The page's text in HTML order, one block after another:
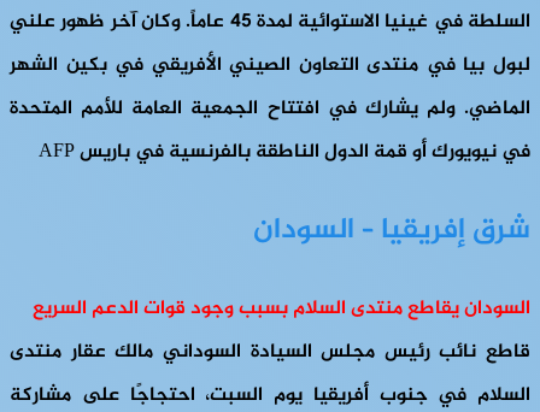
السلطة في غينيا الاستوائية لمدة 45 عاماً. وكان آخر ظهور علني
لبول بيا في منتدى التعاون الصيني الأفريقي في بكين الشهر
الماضي. ولم يشارك في افتتاح الجمعية العامة للأمم المتحدة
في نيويورك أو قمة الدول الناطقة بالفرنسية في باريس AFP
شرق إفريقيا – السودان
السودان يقاطع منتدى السلام بسبب وجود قوات الدعم السريع
قاطع نائب رئيس مجلس السيادة السوداني مالك عقار منتدى
السلام في جنوب أفريقيا يوم السبت، احتجاجًا على مشاركة